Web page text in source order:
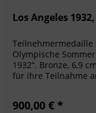
Los Angeles
Teilnehmermedaille
Olympische
1932“. Bronze, 6,9
für ihre Teilnahme
900,00 € *